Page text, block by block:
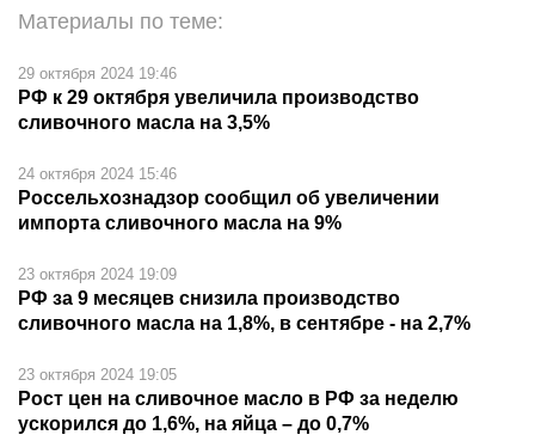
Материалы по теме:
29 октября 2024 19:46
РФ к 29 октября увеличила производство
сливочного масла на 3,5%
24 октября 2024 15:46
Россельхознадзор сообщил об увеличении
импорта сливочного масла на 9%
23 октября 2024 19:09
РФ за 9 месяцев снизила производство
сливочного масла на 1,8%, в сентябре - на 2,7%
23 октября 2024 19:05
Рост цен на сливочное масло в РФ за неделю
ускорился до 1,6%, на яйца – до 0,7%